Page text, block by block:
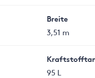
Breite
3,51 m
95 L